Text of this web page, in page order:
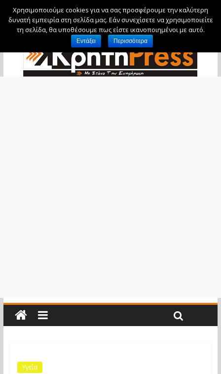
Πέμπτη, 6 Αυγούστου, 2026
Υγεία
Χρησιμοποιούμε cookies για να σας προσφέρουμε την καλύτερη
δυνατή εμπειρία στη σελίδα μας. Εάν συνεχίσετε να χρησιμοποιείτε
τη σελίδα, θα υποθέσουμε πως είστε ικανοποιημένοι με αυτό.
Εντάξει Περισσότερα